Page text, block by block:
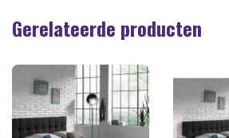
Gerelateerde producten